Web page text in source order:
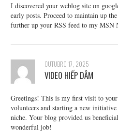
I discovered your weblog site on
early posts. Proceed to maintain up
further up your RSS feed to my MSN
OUTUBRO 17, 2025
VIDEO HIẾP DÂM
Greetings! This is my first visit to
volunteers and starting a new
niche. Your blog provided us
wonderful job!